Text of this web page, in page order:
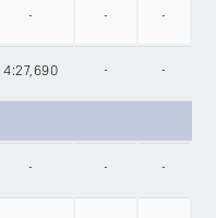
- - -
4:27,690 - -
- - -